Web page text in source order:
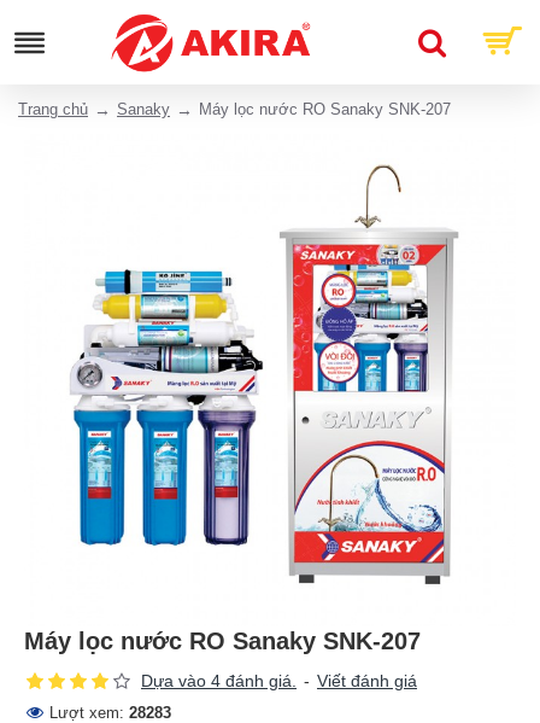
Trang chủ Sanaky Máy lọc nước RO Sanaky SNK-207
Máy lọc nước RO Sanaky SNK-207
Dựa vào 4 đánh giá. - Viết đánh giá
Lượt xem: 28283